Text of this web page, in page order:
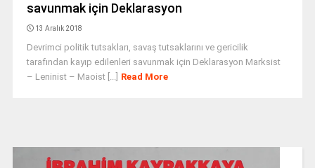
savunmak için Deklarasyon
13 Aralık 2018
Devrimci politik tutsakları, savaş tutsaklarını ve gericilik
tarafından kayıp edilenleri savunmak için Deklarasyon Marksist
– Leninist – Maoist [...] Read More